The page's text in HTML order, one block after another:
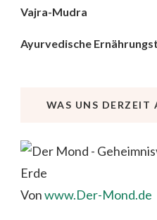
Vajra-Mudra
Ayurvedische
WAS UNS DERZEIT
Vonwww.Der-Mond.de